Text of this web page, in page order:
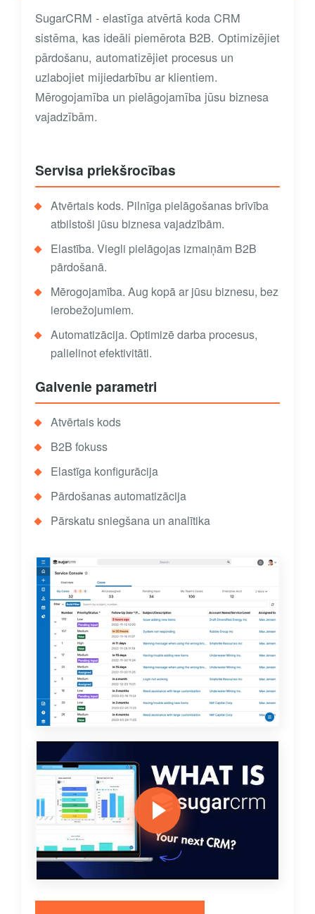
SugarCRM - elastīga atvērtā koda CRM
sistēma, kas ideāli piemērota B2B. Optimizējiet
pārdošanu, automatizējiet procesus un
uzlabojiet mijiedarbību ar klientiem.
Mērogojamība un pielāgojamība jūsu biznesa
vajadzībām.
Servisa priekšrocības
Atvērtais kods. Pilnīga pielāgošanas brīvība
atbilstoši jūsu biznesa vajadzībām.
Elastība. Viegli pielāgojas izmaiņām B2B
pārdošanā.
Mērogojamība. Aug kopā ar jūsu biznesu, bez
ierobežojumiem.
Automatizācija. Optimizē darba procesus,
palielinot efektivitāti.
Galvenie parametri
Atvērtais kods
B2B fokuss
Elastīga konfigurācija
Pārdošanas automatizācija
Pārskatu sniegšana un analītika